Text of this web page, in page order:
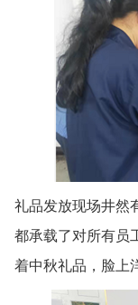
礼品发放现场井然
都承载了对所有员
着中秋礼品，脸上